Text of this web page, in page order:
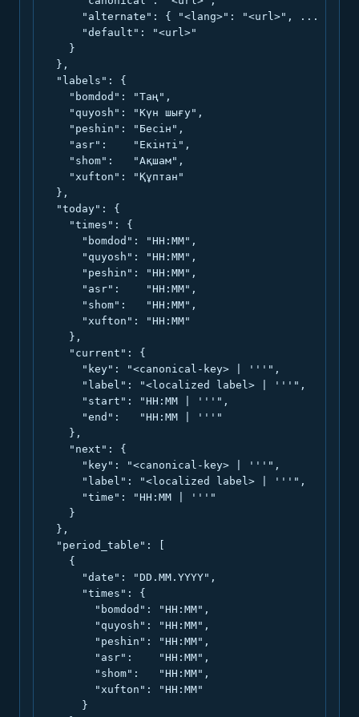
      "alternate": { "<lang>": "<url>", ... },
      "default": "<url>"
    }
  },
  "labels": {
    "bomdod": "Таң",
    "quyosh": "Күн шығу",
    "peshin": "Бесін",
    "asr":    "Екінті",
    "shom":   "Ақшам",
    "xufton": "Құптан"
  },
  "today": {
    "times": {
      "bomdod": "HH:MM",
      "quyosh": "HH:MM",
      "peshin": "HH:MM",
      "asr":    "HH:MM",
      "shom":   "HH:MM",
      "xufton": "HH:MM"
    },
    "current": {
      "key": "<canonical-key> | '''",
      "label": "<localized label> | '''",
      "start": "HH:MM | '''",
      "end":   "HH:MM | '''"
    },
    "next": {
      "key": "<canonical-key> | '''",
      "label": "<localized label> | '''",
      "time": "HH:MM | '''"
    }
  },
  "period_table": [
    {
      "date": "DD.MM.YYYY",
      "times": {
        "bomdod": "HH:MM",
        "quyosh": "HH:MM",
        "peshin": "HH:MM",
        "asr":    "HH:MM",
        "shom":   "HH:MM",
        "xufton": "HH:MM"
      }